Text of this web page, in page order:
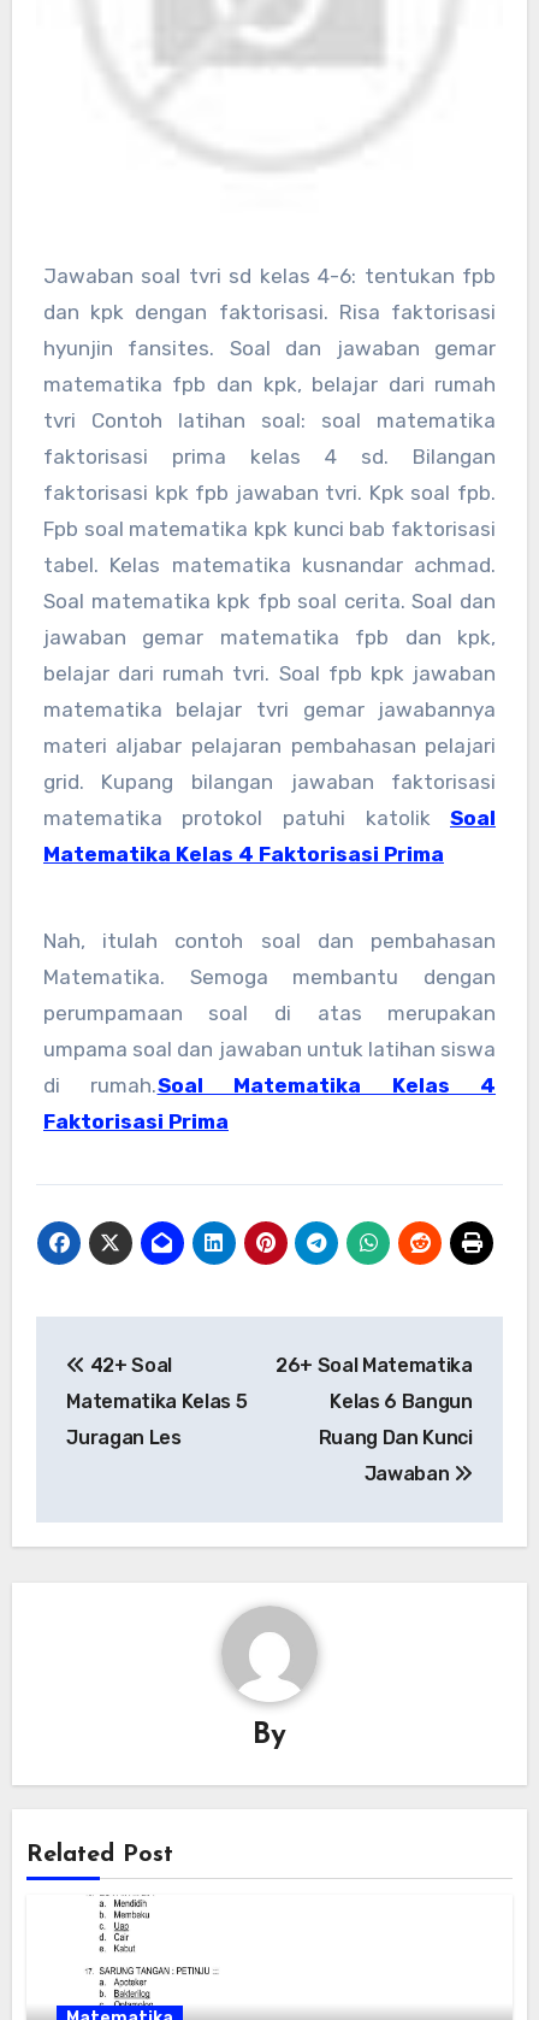
Jawaban soal tvri sd kelas 4-6: tentukan fpb
dan kpk dengan faktorisasi. Risa faktorisasi
hyunjin fansites. Soal dan jawaban gemar
matematika fpb dan kpk, belajar dari rumah
tvri Contoh latihan soal: soal matematika
faktorisasi prima kelas 4 sd. Bilangan
faktorisasi kpk fpb jawaban tvri. Kpk soal fpb.
Fpb soal matematika kpk kunci bab faktorisasi
tabel. Kelas matematika kusnandar achmad.
Soal matematika kpk fpb soal cerita. Soal dan
jawaban gemar matematika fpb dan kpk,
belajar dari rumah tvri. Soal fpb kpk jawaban
matematika belajar tvri gemar jawabannya
materi aljabar pelajaran pembahasan pelajari
grid. Kupang bilangan jawaban faktorisasi
matematika protokol patuhi katolikSoal
Matematika Kelas 4 Faktorisasi Prima
Nah, itulah contoh soal dan pembahasan
Matematika. Semoga membantu dengan
perumpamaan soal di atas merupakan
umpama soal dan jawaban untuk latihan siswa
di rumah.Soal Matematika Kelas 4
Faktorisasi Prima
navigation
42+ Soal
Matematika Kelas 5
Juragan Les
26+ Soal Matematika
Kelas 6 Bangun
Ruang Dan Kunci
Jawaban
By
Related Post